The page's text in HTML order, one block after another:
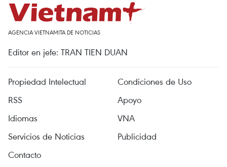
AGENCIA VIETNAMITA DE NOTICIAS
Editor en jefe: TRAN TIEN DUAN
Propiedad Intelectual
Condiciones de Uso
RSS
Apoyo
Idiomas
VNA
Servicios de Noticias
Publicidad
Contacto